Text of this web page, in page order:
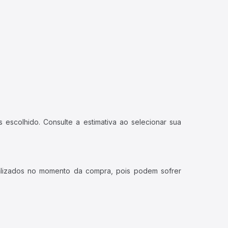
Consulte a estimativa ao selecionar sua
no momento da compra, pois podem sofrer